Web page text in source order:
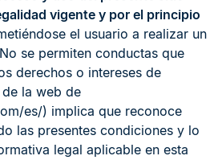
vigente y por el principio
el usuario a realizar un
se permiten conductas que
derechos o intereses de
la web de
es/) implica que reconoce
las presentes condiciones y lo
legal aplicable en esta